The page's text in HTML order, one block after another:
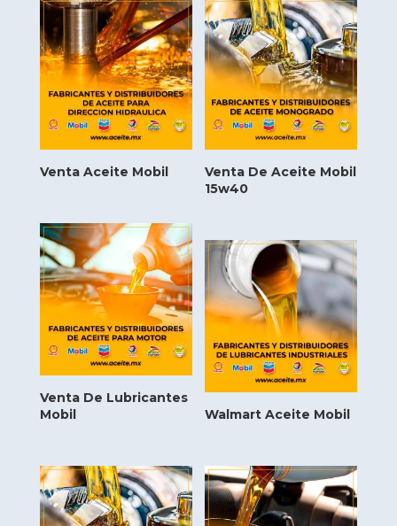
Venta Aceite Mobil
Venta De Aceite Mobil
15w40
Venta De Lubricantes
Mobil
Walmart Aceite Mobil